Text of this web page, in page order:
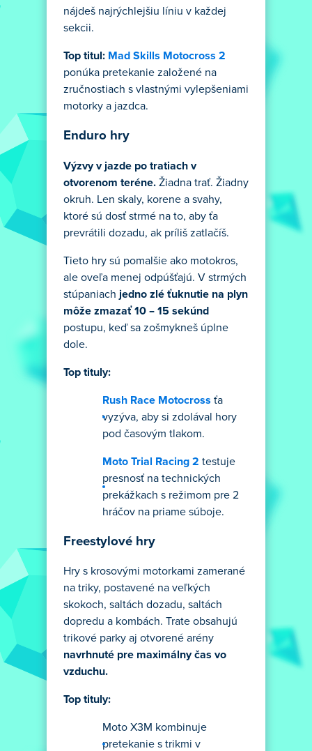
nájdeš najrýchlejšiu líniu v každej
sekcii.
Top titul: Mad Skills Motocross 2
ponúka pretekanie založené na
zručnostiach s vlastnými vylepšeniami
motorky a jazdca.
Enduro hry
Výzvy v jazde po tratiach v
otvorenom teréne. Žiadna trať. Žiadny
okruh. Len skaly, korene a svahy,
ktoré sú dosť strmé na to, aby ťa
prevrátili dozadu, ak príliš zatlačíš.
Tieto hry sú pomalšie ako motokros,
ale oveľa menej odpúšťajú. V strmých
stúpaniach jedno zlé ťuknutie na plyn
môže zmazať 10 – 15 sekúnd
postupu, keď sa zošmykneš úplne
dole.
Top tituly:
Rush Race Motocross ťa
vyzýva, aby si zdolával hory
pod časovým tlakom.
Moto Trial Racing 2 testuje
presnosť na technických
prekážkach s režimom pre 2
hráčov na priame súboje.
Freestylové hry
Hry s krosovými motorkami zamerané
na triky, postavené na veľkých
skokoch, saltách dozadu, saltách
dopredu a kombách. Trate obsahujú
trikové parky aj otvorené arény
navrhnuté pre maximálny čas vo
vzduchu.
Top tituly:
Moto X3M kombinuje
pretekanie s trikmi v